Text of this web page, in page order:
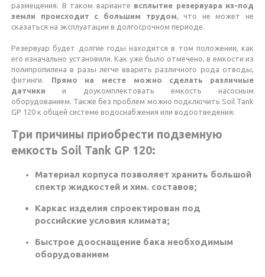
размещения. В таком варианте всплытие резервуара из-под
земли происходит с большим трудом, что не может не
сказаться на эксплуатации в долгосрочном периоде.
Резервуар будет долгие годы находится в том положении, как
его изначально установили. Как уже было отмечено, в емкости из
полипропилена в разы легче вварить различного рода отводы,
фитинги. Прямо на месте можно сделать различные
датчики и доукомплектовать емкость насосным
оборудованием. Также без проблем можно подключить Soil Tank
GP 120 к общей системе водоснабжения или водоотведения.
Три причины приобрести подземную
емкость Soil Tank GP 120:
Материал корпуса позволяет хранить большой
спектр жидкостей и хим. составов;
Каркас изделия спроектирован под
российские условия климата;
Быстрое дооснащение бака необходимым
оборудованием